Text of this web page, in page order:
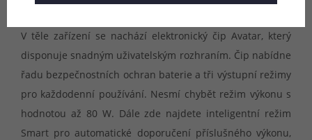
Intuitivní režimy
V těle zařízení se nachází elektronický čip Avatar, který
disponuje snadným uživatelským rozhraním. Čip nabídne
řadu bezpečnostních ochran baterie a tři výstupní režimy
pro každodenní používání. Nesmí chybět režim výkonu s
hodnotou až 80 W. Dále zde najdete inteligentní režim
Smart pro automatické doporučení příslušného výkonu,